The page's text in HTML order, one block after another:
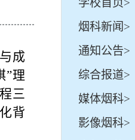
成
”理
三
背
学校首页>
烟科新闻>
通知公告>
综合报道>
媒体烟科>
影像烟科>